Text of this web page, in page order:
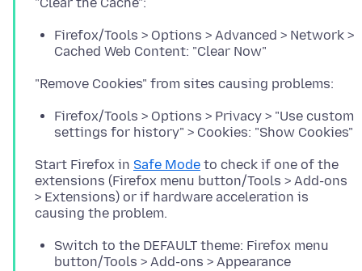
Firefox/Tools > Options > Advanced > Network >
Cached Web Content: "Clear Now"
Firefox/Tools > Options > Privacy > "Use custom
settings for history" > Cookies: "Show Cookies"
Start Firefox in Safe Mode to check if one of the
extensions (Firefox menu button/Tools > Add-ons
> Extensions) or if hardware acceleration is
Switch to the DEFAULT theme: Firefox menu
button/Tools > Add-ons > Appearance